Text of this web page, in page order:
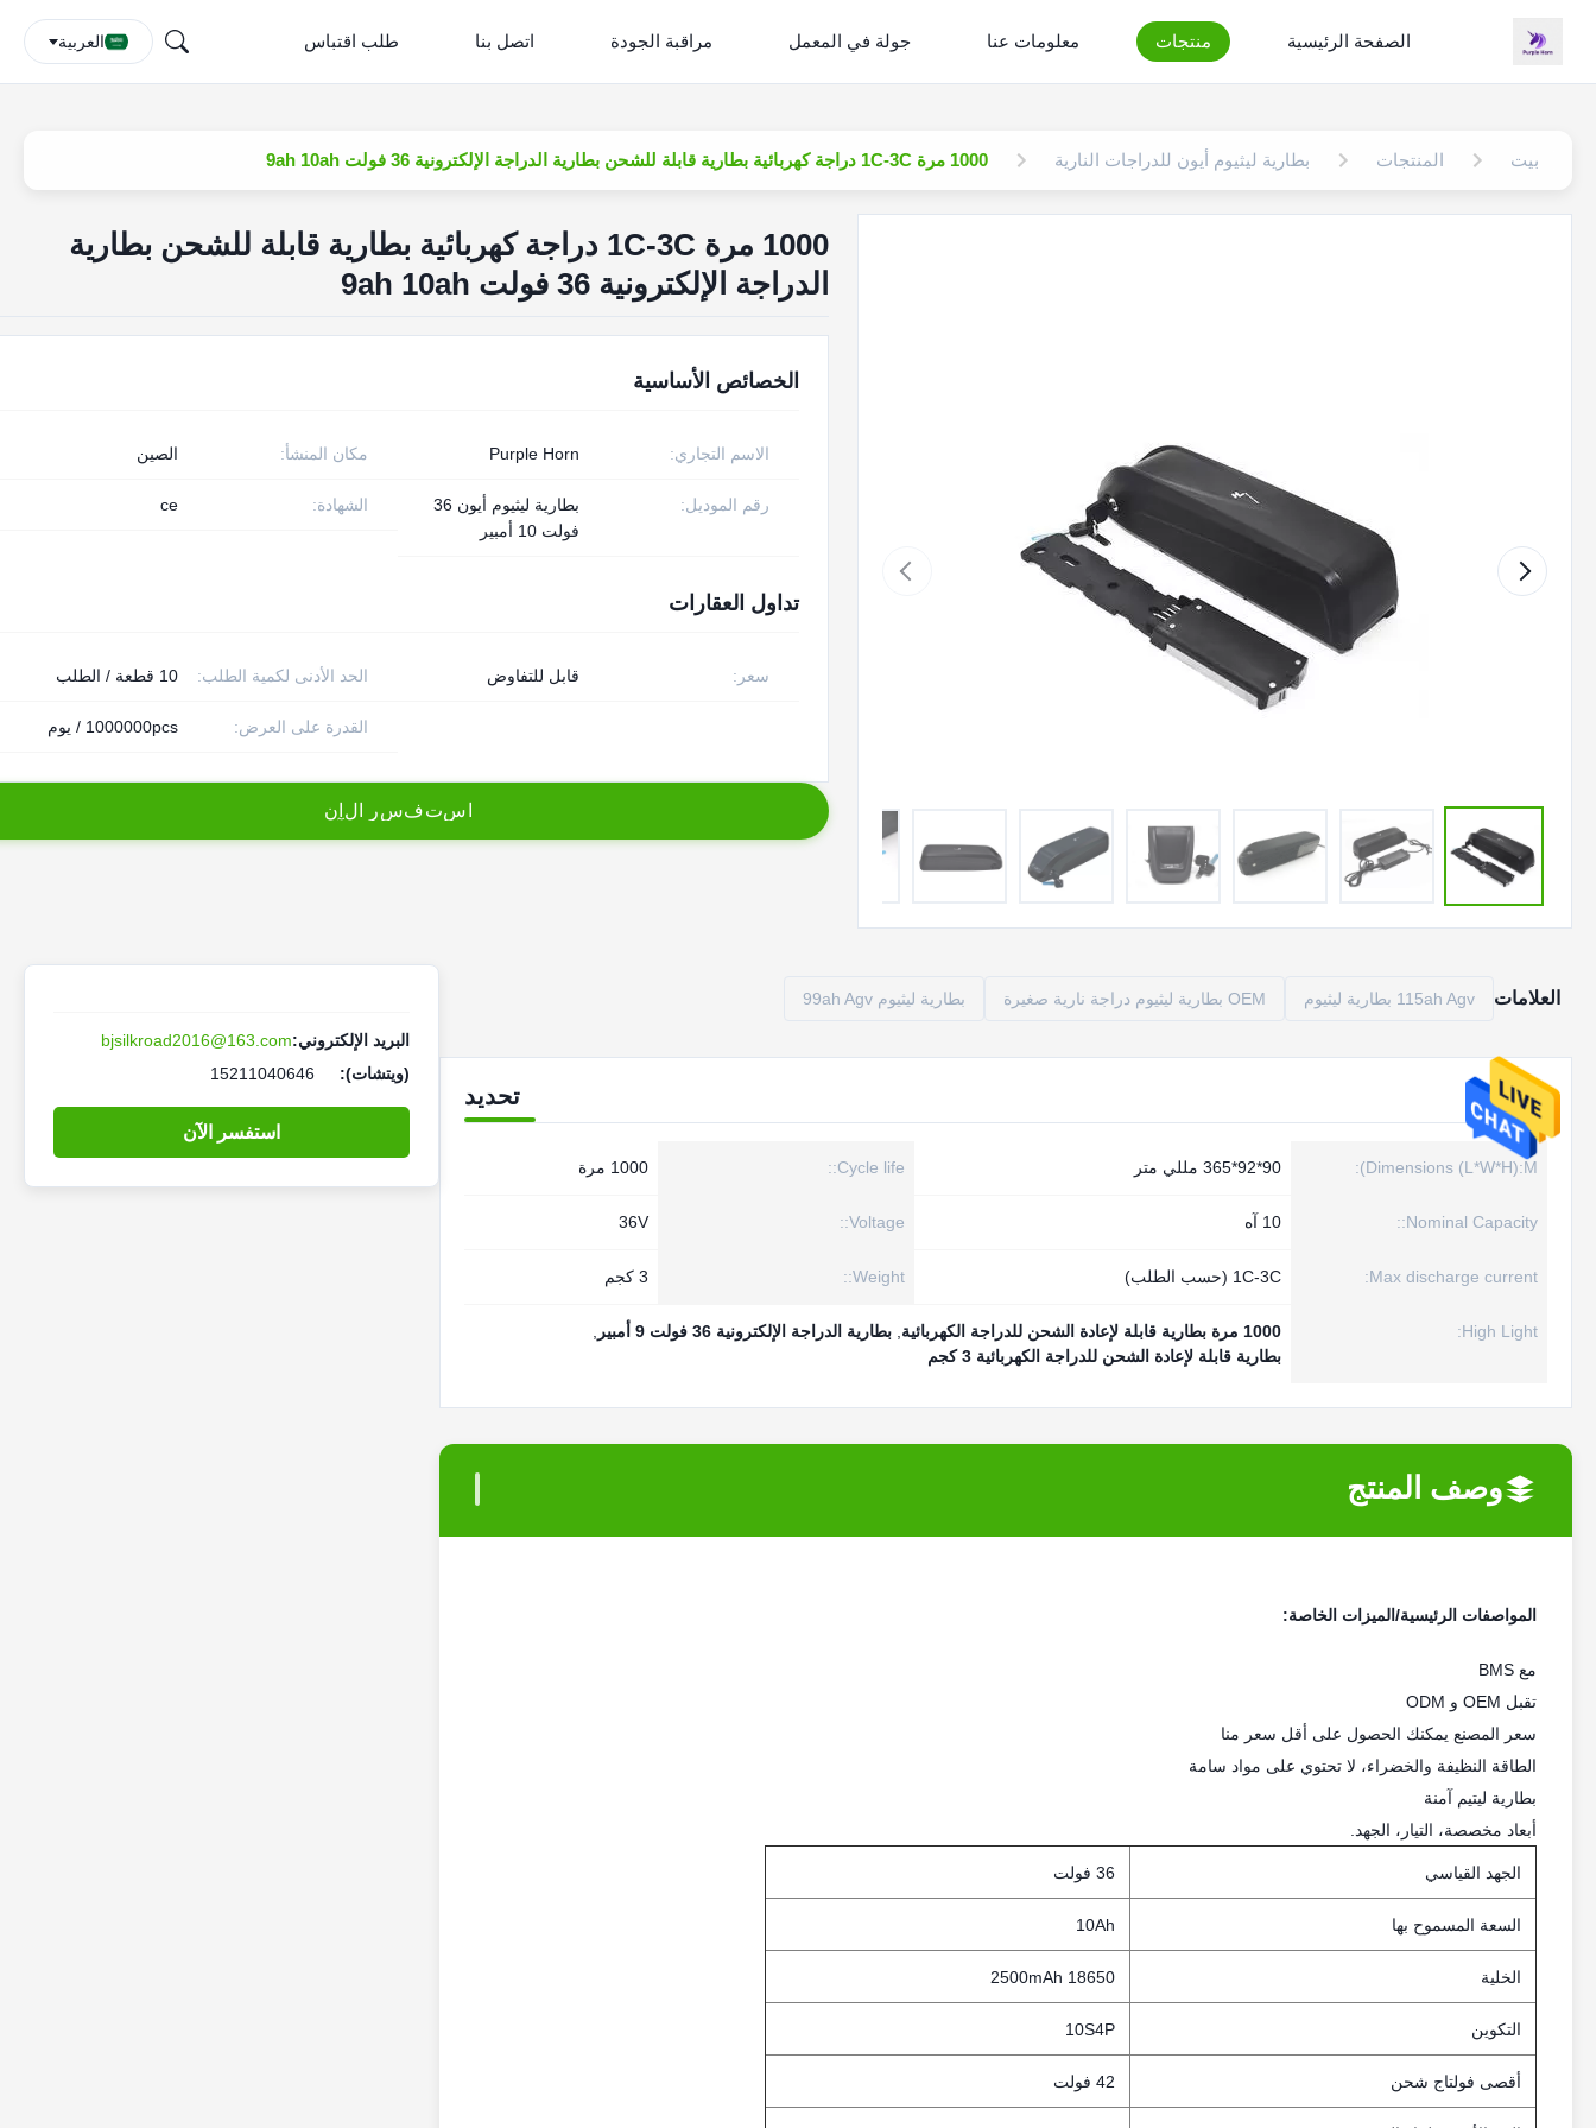
الصفحة الرئيسية منتجات معلومات عنا جولة في المعمل مراقبة الجودة اتصل بنا طلب اقتباس العربية
بيت المنتجات بطارية ليثيوم أيون للدراجات النارية 1000 مرة 1C-3C دراجة كهربائية بطارية قابلة للشحن بطارية الدراجة الإلكترونية 36 فولت 9ah 10ah
1000 مرة 1C-3C دراجة كهربائية بطارية قابلة للشحن بطارية
الدراجة الإلكترونية 36 فولت 9ah 10ah
الخصائص الأساسية
مكان المنشأ: الصين الاسم التجاري: Purple Horn
الشهادة: ce رقم الموديل:
بطارية ليثيوم أيون 36
فولت 10 أمبير
تداول العقارات
الحد الأدنى لكمية الطلب: 10 قطعة / الطلب سعر: قابل للتفاوض
القدرة على العرض: 1000000pcs / يوم
ستفسر ل ن
العلامات 115ah Agv بطارية ليثيوم OEM بطارية ليثيوم دراجة نارية صغيرة بطارية ليثيوم 99ah Agv
تحديد
Dimensions (L*W*H):M): 90*92*365 مللي متر Cycle life:: 1000 مرة
Nominal Capacity:: 10 آه Voltage::
36V
Max discharge current: 1C-3C (حسب الطلب) Weight:: 3 كجم
High Light: 1000 مرة بطارية قابلة لإعادة الشحن للدراجة الكهربائية بطارية الدراجة الإلكترونية 36 فولت 9 أمبير
بطارية قابلة لإعادة الشحن للدراجة الكهربائية 3 كجم
وصف المنتج
المواصفات الرئيسية/الميزات الخاصة:
مع BMS
تقبل OEM و ODM
سعر المصنع يمكنك الحصول على أقل سعر منا
الطاقة النظيفة والخضراء، لا تحتوي على مواد سامة
بطارية ليتيم آمنة
أبعاد مخصصة، التيار، الجهد.
الجهد القياسي 36 فولت
السعة المسموح بها 10Ah
الخلية 18650 2500mAh
التكوين 10S4P
أقصى فولتاج شحن 42 فولت
البريد الإلكتروني:bjsilkroad2016@163.com
(ويتشات):
15211040646
استفسر الآن